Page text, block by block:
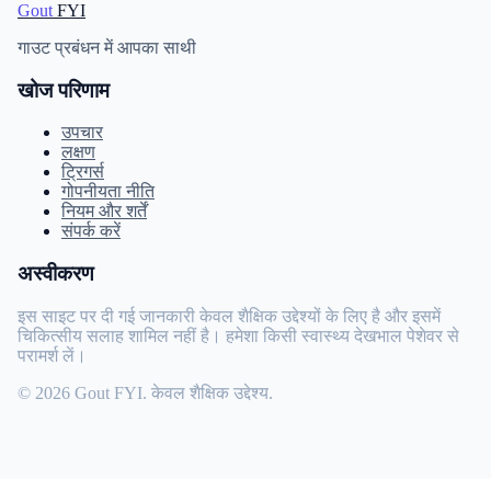
Gout FYI
गाउट प्रबंधन में आपका साथी
खोज परिणाम
उपचार
लक्षण
ट्रिगर्स
गोपनीयता नीति
नियम और शर्तें
संपर्क करें
अस्वीकरण
इस साइट पर दी गई जानकारी केवल शैक्षिक उद्देश्यों के लिए है और इसमें
चिकित्सीय सलाह शामिल नहीं है। हमेशा किसी स्वास्थ्य देखभाल पेशेवर से
परामर्श लें।
© 2026 Gout FYI. केवल शैक्षिक उद्देश्य.